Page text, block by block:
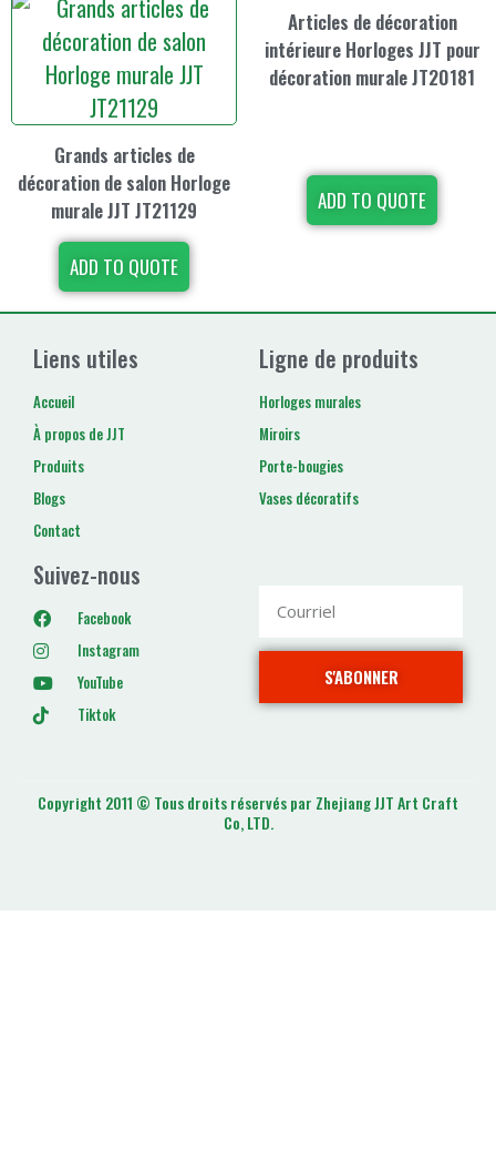
Grands articles de
décoration de salon Horloge
murale JJT JT21129
ADD TO QUOTE
Articles de décoration
intérieure Horloges JJT pour
décoration murale JT20181
ADD TO QUOTE
Liens utiles
Accueil
À propos de JJT
Produits
Blogs
Contact
Ligne de produits
Horloges murales
Miroirs
Porte-bougies
Vases décoratifs
Suivez-nous
Facebook
Instagram
YouTube
Tiktok
S'ABONNER
Copyright 2011 © Tous droits réservés par Zhejiang JJT Art Craft
Co, LTD.